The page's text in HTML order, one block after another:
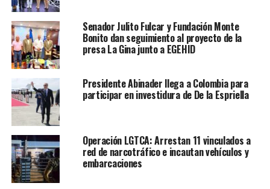
Senador Julito Fulcar y Fundación Monte
Bonito dan seguimiento al proyecto de la
presa La Gina junto a EGEHID
Presidente Abinader llega a Colombia para
participar en investidura de De la Espriella
Operación LGTCA: Arrestan 11 vinculados a
red de narcotráfico e incautan vehículos y
embarcaciones